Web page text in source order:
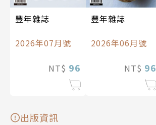
豐年雜誌
2026年07月號
NT$ 96
豐年雜誌
2026年06月號
NT$ 96
出版資訊